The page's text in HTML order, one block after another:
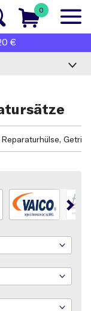
0
€
Reparaturhülse,